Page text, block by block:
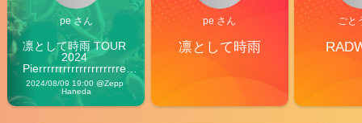
pe さん
凛として時雨 TOUR
2024
Pierrrrrrrrrrrrrrrrrrrre
Vibes
2024/08/09 19:00 @Zepp
Haneda
pe さん
凛として時雨
ごと